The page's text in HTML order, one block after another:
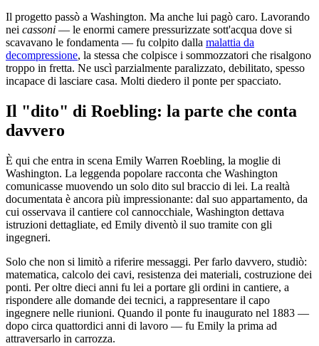
Il progetto passò a Washington. Ma anche lui pagò caro. Lavorando
nei cassoni — le enormi camere pressurizzate sott'acqua dove si
scavavano le fondamenta — fu colpito dalla malattia da
decompressione, la stessa che colpisce i sommozzatori che risalgono
troppo in fretta. Ne uscì parzialmente paralizzato, debilitato, spesso
incapace di lasciare casa. Molti diedero il ponte per spacciato.
Il "dito" di Roebling: la parte che conta
davvero
È qui che entra in scena Emily Warren Roebling, la moglie di
Washington. La leggenda popolare racconta che Washington
comunicasse muovendo un solo dito sul braccio di lei. La realtà
documentata è ancora più impressionante: dal suo appartamento, da
cui osservava il cantiere col cannocchiale, Washington dettava
istruzioni dettagliate, ed Emily diventò il suo tramite con gli
ingegneri.
Solo che non si limitò a riferire messaggi. Per farlo davvero, studiò:
matematica, calcolo dei cavi, resistenza dei materiali, costruzione dei
ponti. Per oltre dieci anni fu lei a portare gli ordini in cantiere, a
rispondere alle domande dei tecnici, a rappresentare il capo
ingegnere nelle riunioni. Quando il ponte fu inaugurato nel 1883 —
dopo circa quattordici anni di lavoro — fu Emily la prima ad
attraversarlo in carrozza.